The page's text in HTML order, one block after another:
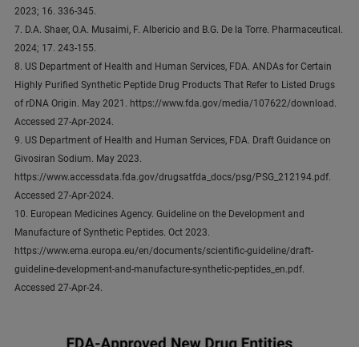
2023; 16. 336-345.
7. D.A. Shaer, O.A. Musaimi, F. Albericio and B.G. De la Torre. Pharmaceutical.
2024; 17. 243-155.
8. US Department of Health and Human Services, FDA. ANDAs for Certain
Highly Purified Synthetic Peptide Drug Products That Refer to Listed Drugs
of rDNA Origin. May 2021. https://www.fda.gov/media/107622/download.
Accessed 27-Apr-2024.
9. US Department of Health and Human Services, FDA. Draft Guidance on
Givosiran Sodium. May 2023.
https://www.accessdata.fda.gov/drugsatfda_docs/psg/PSG_212194.pdf.
Accessed 27-Apr-2024.
10. European Medicines Agency. Guideline on the Development and
Manufacture of Synthetic Peptides. Oct 2023.
https://www.ema.europa.eu/en/documents/scientific-guideline/draft-
guideline-development-and-manufacture-synthetic-peptides_en.pdf.
Accessed 27-Apr-24.